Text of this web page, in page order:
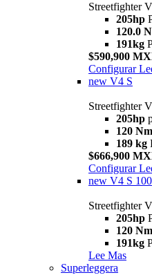
Streetfighter
205hp
120.0
191kg
$590,900
Configurar
new V4 S
Streetfighter
205hp
120 Nm
189 kg
$666,900
Configurar
new V4 S 100
Streetfighter
205hp
120 Nm
191kg
Lee Mas
Superleggera